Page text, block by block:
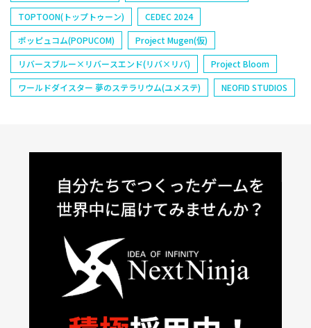
TOPTOON(トップトゥーン)
CEDEC 2024
ポッピュコム(POPUCOM)
Project Mugen(仮)
リバースブルー×リバースエンド(リバ×リバ)
Project Bloom
ワールドダイスター 夢のステラリウム(ユメステ)
NEOFID STUDIOS